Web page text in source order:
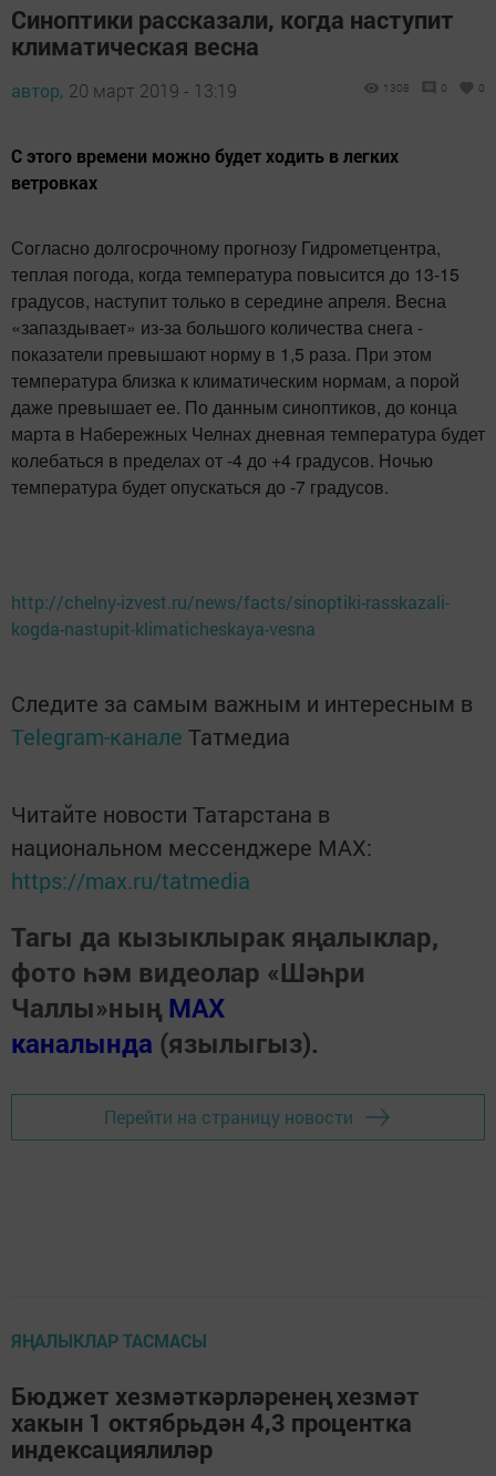
Синоптики рассказали, когда наступит
климатическая весна
автор, 20 март 2019 - 13:19 1308 0 0
С этого времени можно будет ходить в легких
ветровках
Согласно долгосрочному прогнозу Гидрометцентра,
теплая погода, когда температура повысится до 13-15
градусов, наступит только в середине апреля. Весна
«запаздывает» из-за большого количества снега -
показатели превышают норму в 1,5 раза. При этом
температура близка к климатическим нормам, а порой
даже превышает ее. По данным синоптиков, до конца
марта в Набережных Челнах дневная температура будет
колебаться в пределах от -4 до +4 градусов. Ночью
температура будет опускаться до -7 градусов.
http://chelny-izvest.ru/news/facts/sinoptiki-rasskazali-
kogda-nastupit-klimaticheskaya-vesna
Следите за самым важным и интересным в
Telegram-канале Татмедиа
Читайте новости Татарстана в
национальном мессенджере MАХ:
https://max.ru/tatmedia
Тагы да кызыклырак яңалыклар,
фото һәм видеолар «Шәһри
Чаллы»ның MAX
каналында (язылыгыз).
Перейти на страницу новости
ЯҢАЛЫКЛАР ТАСМАСЫ
Бюджет хезмәткәрләренең хезмәт
хакын 1 октябрьдән 4,3 процентка
индексациялиләр